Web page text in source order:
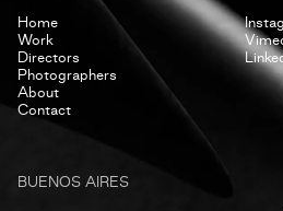
Home
Work
Directors
Photographers
About
Contact
BUENOS AIRES